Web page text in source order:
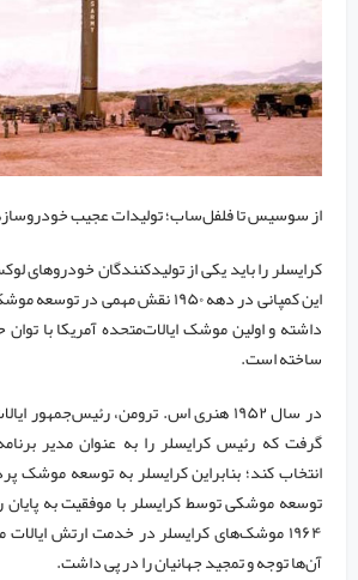
از سوسیس تا فلفل‌ساب؛ تولیدات عجیب
کرایسلر را باید یکی از تولیدکنندگان خودرو‌های
داشته و اولین موشک ایالات‌متحده آمریکا با
ساخته است.
در سال ۱۹۵۲ هنری اس. ترومن، رئیس‌جمهور
گرفت که رئیس کرایسلر را به عنوان مدیر
۱۹۶۴ موشک‌های کرایسلر در خدمت ارتش
آن‌ها توجه و تمجید جهانیان را در پی داشت.